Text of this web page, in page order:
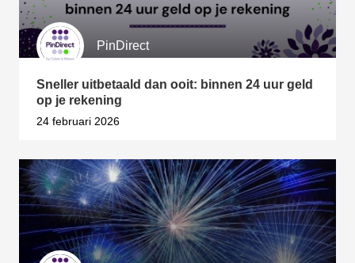
PinDirect
Sneller uitbetaald dan ooit: binnen 24 uur geld
op je rekening
24 februari 2026